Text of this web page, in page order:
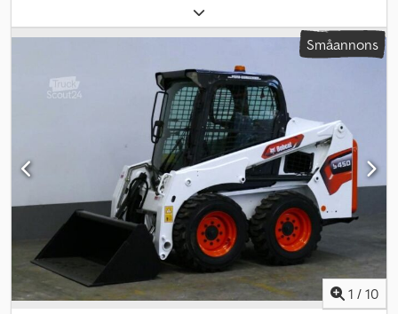
BOBCAT, typ: S 450, första användning 2016, tjänstevikt: ca 2 365
kg, 4-cylindrig KUBOTA-dieselmotor (typ: V 2203 – 48,82 hk / 35,90
SNABBVÄXLARE, tipphöjd: 3 558 mm, tipplast: 1 308 kg, ROPS/FOPS,
skjutbara sidorutor, ARBETSBELYSNING (fram), belysning (bak),
BOBCAT komfortstol, fästöglor för last och transport. Däck: BKT
TERRÄNGDÄCK (10 x 16.5) – runtom ca 98 %, Transportmått: längd:
ca 3 172 mm (utan skopa ca 2 502 mm), bredd: 1 550 mm (skopa),
höjd: ca 1 976 mm. Pris exkl. moms vid export, inom landet
tillkommer lagstadgad moms. ∗∗∗ FINANSIERING MÖJLIG /
TRANSPORT BILLIGT (GLOBALT) / VID EXPORT BETALAS ENDAST
NETTOPRISET (!) ∗∗∗ © pb Csdpfx Aevzrl Aja Tsrf
Småannons
1 / 10